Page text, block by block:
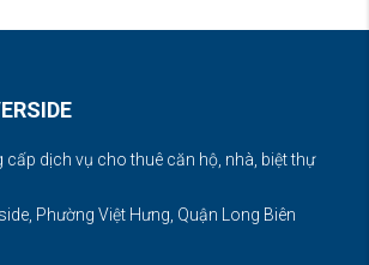
dịch vụ cho thuê căn hộ, nhà, biệt thự
Phường Việt Hưng, Quận Long Biên